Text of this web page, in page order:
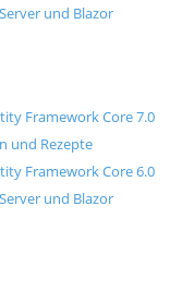
und Blazor
Framework Core 7.0
und Rezepte
Framework Core 6.0
und Blazor